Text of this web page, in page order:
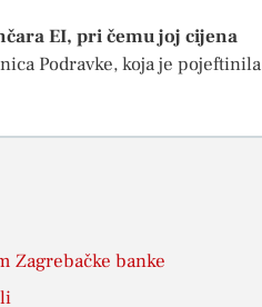
EI, pri čemu joj cijena
Podravke, koja je pojeftinila
Zagrebačke banke